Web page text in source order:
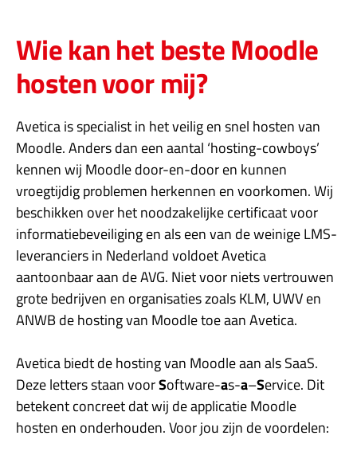
Wie kan het beste Moodle
hosten voor mij?
Avetica is specialist in het veilig en snel hosten van
Moodle. Anders dan een aantal ‘hosting-cowboys’
kennen wij Moodle door-en-door en kunnen
vroegtijdig problemen herkennen en voorkomen. Wij
beschikken over het noodzakelijke certificaat voor
informatiebeveiliging en als een van de weinige LMS-
leveranciers in Nederland voldoet Avetica
aantoonbaar aan de AVG. Niet voor niets vertrouwen
grote bedrijven en organisaties zoals KLM, UWV en
ANWB de hosting van Moodle toe aan Avetica.
Avetica biedt de hosting van Moodle aan als SaaS.
Deze letters staan voorSoftware-as-a–Service. Dit
betekent concreet dat wij de applicatie Moodle
hosten en onderhouden. Voor jou zijn de voordelen: